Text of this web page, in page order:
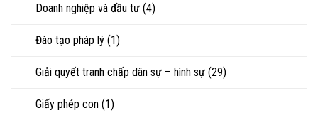
Doanh nghiệp và đầu tư (4)
Đào tạo pháp lý (1)
Giải quyết tranh chấp dân sự – hình sự (29)
Giấy phép con (1)